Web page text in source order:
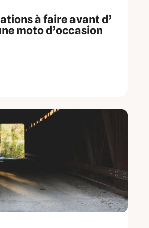
à faire avant d’​
moto d’occasion